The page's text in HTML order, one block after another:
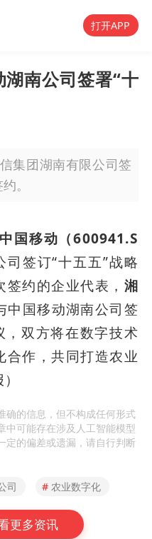
打开APP
南公司签署“十
集团湖南有限公司签
。
中国移动（600941.S
签订“十五五”战略
约的企业代表， 湘
中国移动湖南公司签
，双方将在数字技术
合作，共同打造农业
确的信息，但不构成任何形式
中可能存在涉及人工智能模型
定的偏差或遗漏，请自行判断
司 # 农业数字化
更多资讯